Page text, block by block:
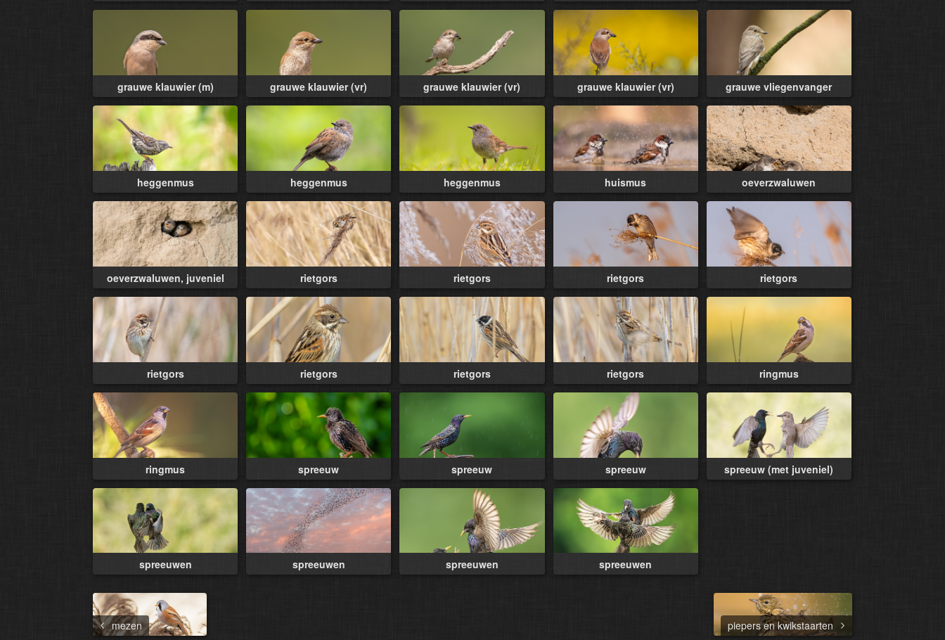
grauwe klauwier (m) grauwe klauwier (vr) grauwe klauwier (vr) grauwe klauwier (vr) grauwe vliegenvanger
heggenmus heggenmus heggenmus huismus oeverzwaluwen
oeverzwaluwen, juveniel rietgors rietgors rietgors rietgors
rietgors rietgors rietgors rietgors ringmus
ringmus spreeuw spreeuw spreeuw spreeuw (met juveniel)
spreeuwen spreeuwen spreeuwen spreeuwen
mezen piepers en kwikstaarten